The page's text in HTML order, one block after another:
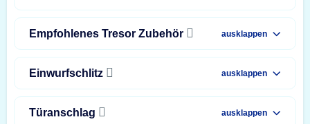
Empfohlenes Tresor Zubehör ausklappen
Einwurfschlitz ausklappen
Türanschlag ausklappen